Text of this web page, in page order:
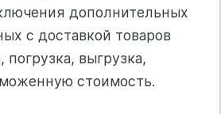
дополнительных
с доставкой товаров
погрузка, выгрузка,
стоимость.